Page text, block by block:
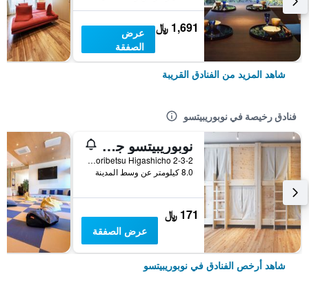
1,691 ﷼
عرض
الصفقة
شاهد المزيد من الفنادق القريبة
فنادق رخيصة في نوبوريبيتسو
نوبوريبيتسو جيست هاوس إيه كاي إيه آند إيه أو - دار ضيافة
2-3-2 Noboribetsu Higashicho, نوبوريبيتسو, اليابان
8.0 كيلومتر عن وسط المدينة
171 ﷼
عرض الصفقة
شاهد أرخص الفنادق في نوبوريبيتسو